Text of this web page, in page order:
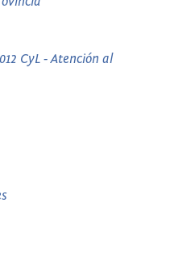
CyL - Atención al